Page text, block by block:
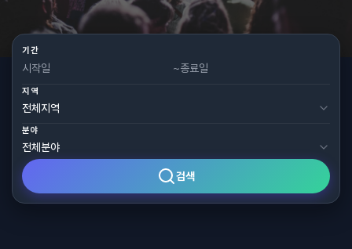
기간
~
지역
분야
검색